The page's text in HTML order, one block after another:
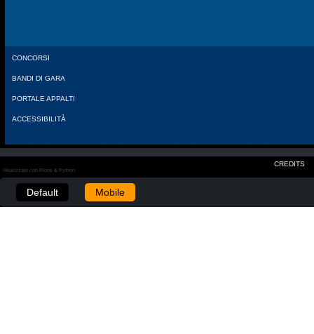
CONCORSI
BANDI DI GARA
PORTALE APPALTI
ACCESSIBILITÀ
CREDITS
Realizzato con Plone & Python
Default Mobile